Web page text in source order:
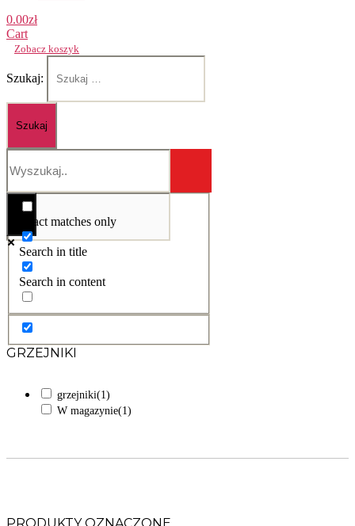
0.00zł
Cart
Zobacz koszyk
Szukaj:
Exact matches only
Search in title
Search in content
GRZEJNIKI
grzejniki(1)
W magazynie(1)